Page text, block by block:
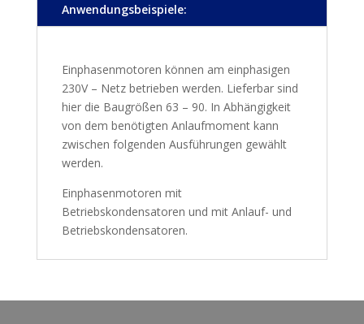
Anwendungsbeispiele:
Einphasenmotoren können am einphasigen
230V – Netz betrieben werden. Lieferbar sind
hier die Baugrößen 63 – 90. In Abhängigkeit
von dem benötigten Anlaufmoment kann
zwischen folgenden Ausführungen gewählt
werden.
Einphasenmotoren mit
Betriebskondensatoren und mit Anlauf- und
Betriebskondensatoren.